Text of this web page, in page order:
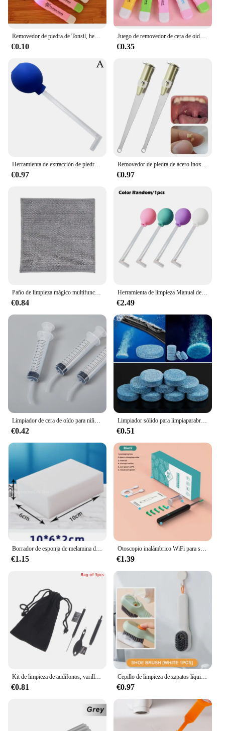
Removedor de piedra de Tonsil, herramienta de cuidado de limpieza, irrigador de oreja de acero inoxidable, jeringa, color aleatorio, luz LED, nuevo
€0.10
Juego de removedor de cera de oído con luz LED, irrigador de acero inoxidable, jeringa, herramienta de cuidado de limpieza, nueva amoladora, herramientas de piedra aleatorias, 1 Juego
€0.35
Herramienta de extracción de piedra, removedor Manual, limpieza de la boca, cuidado, cera del oído, limpiador de bolas de succión
€0.97
Removedor de piedra de acero inoxidable con luz LED, herramienta para el cuidado de la limpieza de la boca, 1 piezas
€0.97
Paño de limpieza mágico multifuncional de doble cara, trapo de alambre de Metal engrosado, cocina, aceite antiadherente, paño de cocina, toalla, herramienta de limpieza
€0.84
Herramienta de limpieza Manual de piedra, removedor de estilo Manual, limpiador de succión de piedra, bola de oreja, cuidado St B1F1
€2.49
Limpiador de cera de oído para niños y adultos, jeringa removedora, herramienta para limpieza de oídos, riego
€0.42
Limpiador sólido para limpiaparabrisas de coche, tabletas efervescentes, inodoro de vidrio, ventana, limpieza de parabrisas, accesorios para coche, 5 uds.
€0.51
Borrador de esponja de melamina de 10 piezas, limpiador multifuncional de esponjas suaves absorbentes para cocina, baño, herramienta de limpieza Nano para el hogar
€1.15
Otoscopio inalámbrico WiFi para selección de orejas, cámara boroscopio luminoso, limpieza de cera de los oídos, inspección Oral, cuidado de la salud, limpiador de oídos
€1.39
Kit de limpieza de audífonos, varillas de ventilación, destornilladores, cepillo, limpiador de ventilación, alambre, Magne, juego de herramientas de bucle de cera, 3 piezas por juego
€0.81
Cepillo de limpieza de zapatos líquido multifuncional con dispensador de jabón, cepillo de lavandería para zapatos, cepillos de fregado, cepillo limpiador de zapatos de cerdas suaves
€0.97